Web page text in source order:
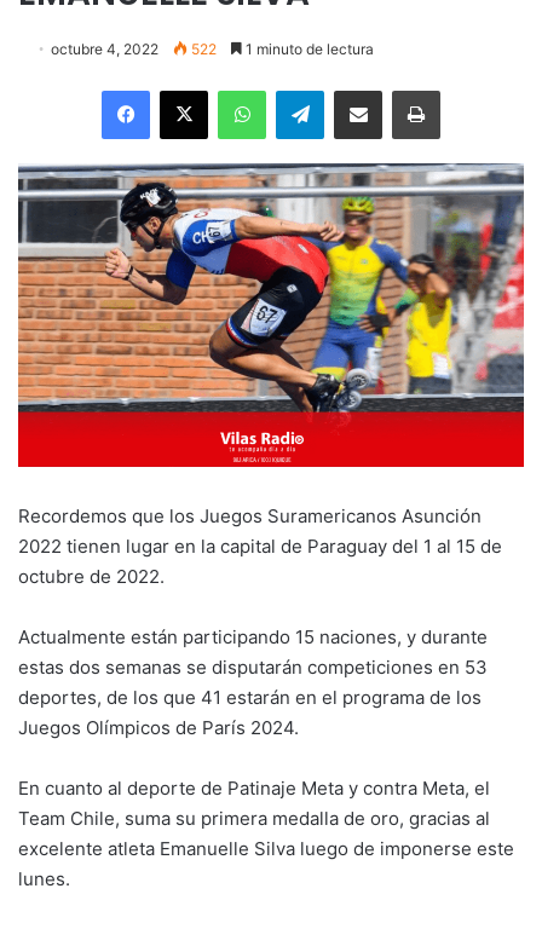
octubre 4, 2022 522 1 minuto de lectura
Facebook
X WhatsAppTelegramEnviar vía email Imprimir
Recordemos que los Juegos Suramericanos Asunción
2022 tienen lugar en la capital de Paraguay del 1 al 15 de
octubre de 2022.
Actualmente están participando 15 naciones, y durante
estas dos semanas se disputarán competiciones en 53
deportes, de los que 41 estarán en el programa de los
Juegos Olímpicos de París 2024.
En cuanto al deporte de Patinaje Meta y contra Meta, el
Team Chile, suma su primera medalla de oro, gracias al
excelente atleta Emanuelle Silva luego de imponerse este
lunes.